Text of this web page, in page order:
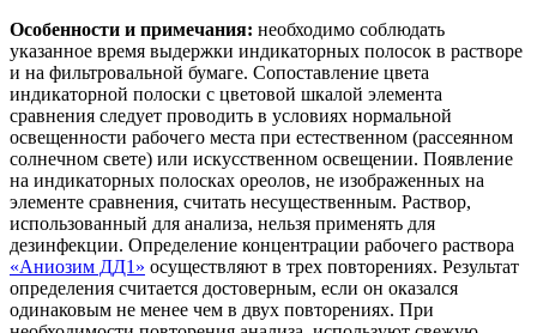
Особенности и примечания: необходимо соблюдать
указанное время выдержки индикаторных полосок в растворе
и на фильтровальной бумаге. Сопоставление цвета
индикаторной полоски с цветовой шкалой элемента
сравнения следует проводить в условиях нормальной
освещенности рабочего места при естественном (рассеянном
солнечном свете) или искусственном освещении. Появление
на индикаторных полосках ореолов, не изображенных на
элементе сравнения, считать несущественным. Раствор,
использованный для анализа, нельзя применять для
дезинфекции. Определение концентрации рабочего раствора
«Аниозим ДД1» осуществляют в трех повторениях. Результат
определения считается достоверным, если он оказался
одинаковым не менее чем в двух повторениях. При